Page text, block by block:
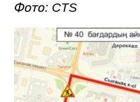
Фото: CTS